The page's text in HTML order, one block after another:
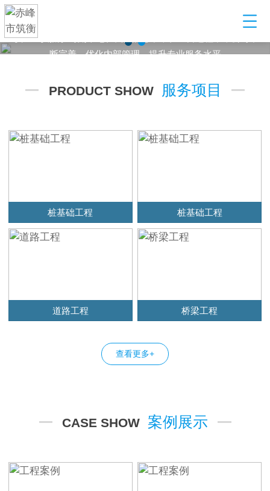
某某建筑工程有限公司，以起重设备租赁起步，到目前发展为业
PRODUCT SHOW 服务项目
桩基础工程 桩基础工程
道路工程 桥梁工程
查看更多+
CASE SHOW 案例展示